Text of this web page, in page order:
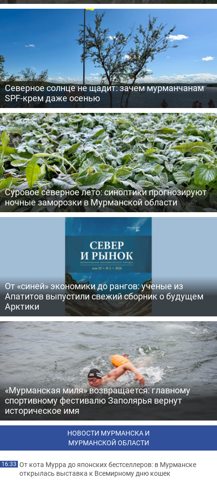
Северное солнце не щадит: зачем мурманчанам
SPF-крем даже осенью
Суровое северное лето: синоптики прогнозируют
ночные заморозки в Мурманской области
От «синей» экономики до рангов: ученые из
Апатитов выпустили свежий сборник о будущем
Арктики
«Мурманская миля» возвращается: главному
спортивному фестивалю Заполярья вернут
историческое имя
НОВОСТИ МУРМАНСКА И
МУРМАНСКОЙ ОБЛАСТИ
16:33 От кота Мурра до японских бестселлеров: в Мурманске
открылась выставка к Всемирному дню кошек